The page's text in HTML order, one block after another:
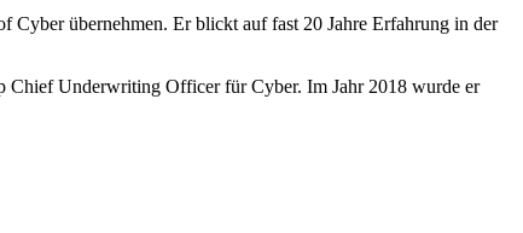
übernehmen. Er blickt auf fast 20 Jahre Erfahrung in der
Underwriting Officer für Cyber. Im Jahr 2018 wurde er